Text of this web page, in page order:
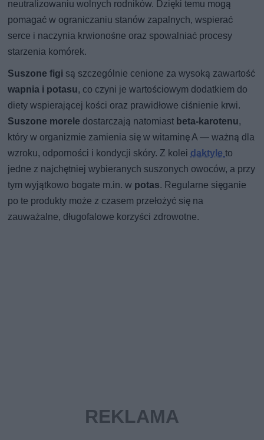
neutralizowaniu wolnych rodników. Dzięki temu mogą
pomagać w ograniczaniu stanów zapalnych, wspierać
serce i naczynia krwionośne oraz spowalniać procesy
starzenia komórek.
Suszone figi są szczególnie cenione za wysoką zawartość
wapnia i potasu, co czyni je wartościowym dodatkiem do
diety wspierającej kości oraz prawidłowe ciśnienie krwi.
Suszone morele dostarczają natomiast beta-karotenu,
który w organizmie zamienia się w witaminę A — ważną dla
wzroku, odporności i kondycji skóry. Z kolei daktyle to
jedne z najchętniej wybieranych suszonych owoców, a przy
tym wyjątkowo bogate m.in. w potas. Regularne sięganie
po te produkty może z czasem przełożyć się na
zauważalne, długofalowe korzyści zdrowotne.